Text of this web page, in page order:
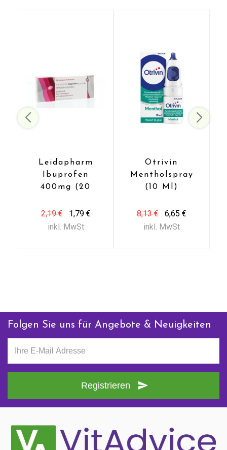
Leidapharm
Ibuprofen
400mg (20
2,19 €
1,79 €
inkl. MwSt
Otrivin
Mentholspray
(10 Ml)
8,13 €
6,65 €
inkl. MwSt
Folgen Sie uns für Angebote & Neuigkeiten
Registrieren